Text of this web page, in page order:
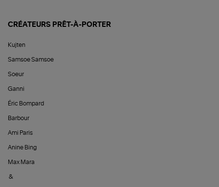
CRÉATEURS PRÊT-À-PORTER
Kujten
Samsoe Samsoe
Soeur
Ganni
Éric Bompard
Barbour
Ami Paris
Anine Bing
Max Mara
&